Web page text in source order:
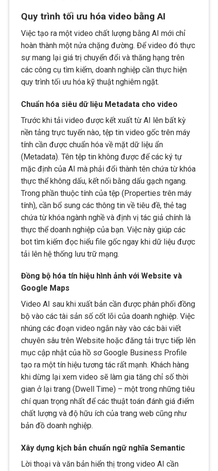
Quy trình tối ưu hóa video bằng AI
Việc tạo ra một video chất lượng bằng AI mới chỉ
hoàn thành một nửa chặng đường. Để video đó thực
sự mang lại giá trị chuyển đổi và thăng hạng trên
các công cụ tìm kiếm, doanh nghiệp cần thực hiện
quy trình tối ưu hóa kỹ thuật nghiêm ngặt.
Chuẩn hóa siêu dữ liệu Metadata cho video
Trước khi tải video được kết xuất từ AI lên bất kỳ
nền tảng trực tuyến nào, tệp tin video gốc trên máy
tính cần được chuẩn hóa về mặt dữ liệu ẩn
(Metadata). Tên tệp tin không được để các ký tự
mặc định của AI mà phải đổi thành tên chứa từ khóa
thực thể không dấu, kết nối bằng dấu gạch ngang.
Trong phần thuộc tính của tệp (Properties trên máy
tính), cần bổ sung các thông tin về tiêu đề, thẻ tag
chứa từ khóa ngành nghề và định vị tác giả chính là
thực thể doanh nghiệp của bạn. Việc này giúp các
bot tìm kiếm đọc hiểu file gốc ngay khi dữ liệu được
tải lên hệ thống lưu trữ mạng.
Đồng bộ hóa tín hiệu hình ảnh với Website và
Google Maps
Video AI sau khi xuất bản cần được phân phối đồng
bộ vào các tài sản số cốt lõi của doanh nghiệp. Việc
nhúng các đoạn video ngắn này vào các bài viết
chuyên sâu trên Website hoặc đăng tải trực tiếp lên
mục cập nhật của hồ sơ Google Business Profile
tạo ra một tín hiệu tương tác rất mạnh. Khách hàng
khi dừng lại xem video sẽ làm gia tăng chỉ số thời
gian ở lại trang (Dwell Time) – một trong những tiêu
chí quan trọng nhất để các thuật toán đánh giá điểm
chất lượng và độ hữu ích của trang web cũng như
bản đồ doanh nghiệp.
Xây dựng kịch bản chuẩn ngữ nghĩa Semantic
Lời thoại và văn bản hiển thị trong video AI cần